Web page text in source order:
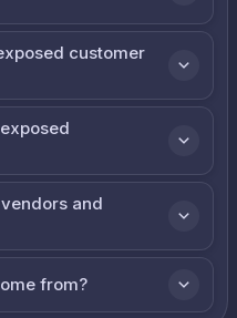
customer
and
from?